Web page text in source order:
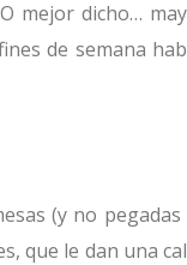
mejor dicho…
de semana
(y no
que le dan una